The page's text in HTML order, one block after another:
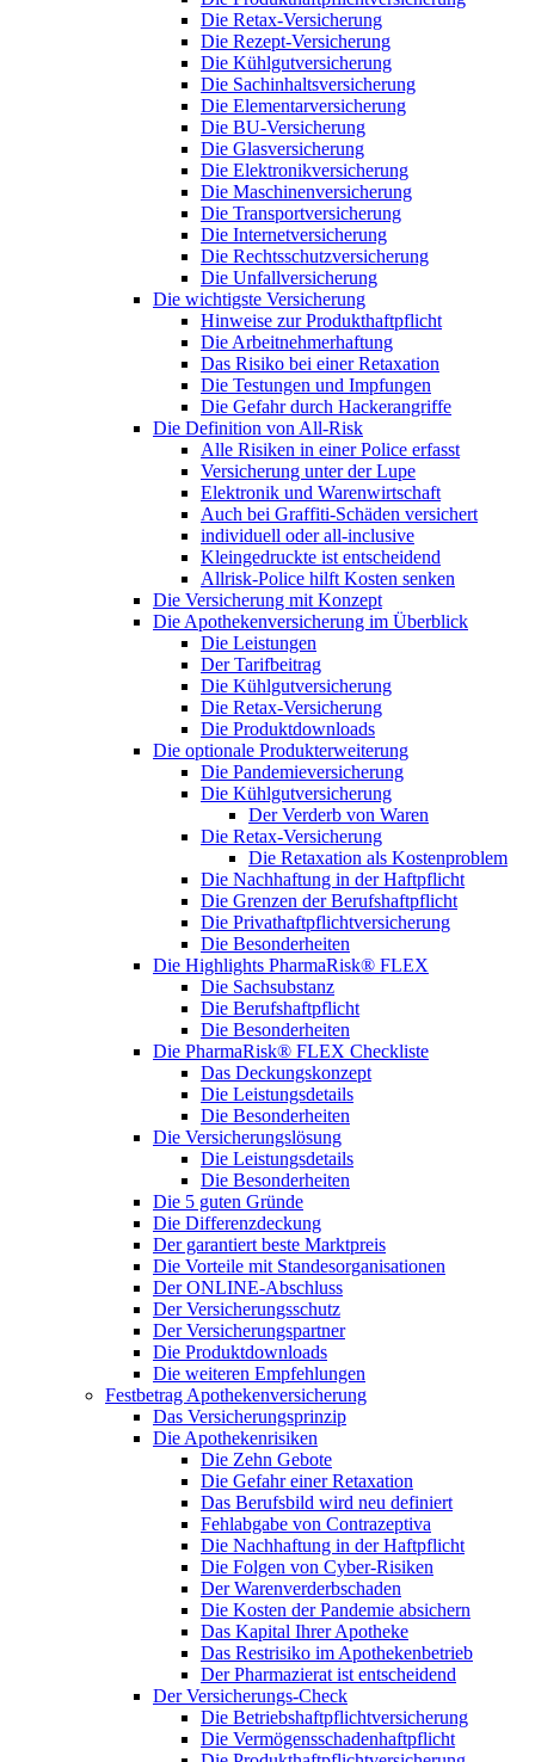
Die Retax-Versicherung
Die Rezept-Versicherung
Die Kühlgutversicherung
Die Sachinhaltsversicherung
Die Elementarversicherung
Die BU-Versicherung
Die Glasversicherung
Die Elektronikversicherung
Die Maschinenversicherung
Die Transportversicherung
Die Internetversicherung
Die Rechtsschutzversicherung
Die Unfallversicherung
Die wichtigste Versicherung
Hinweise zur Produkthaftpflicht
Die Arbeitnehmerhaftung
Das Risiko bei einer Retaxation
Die Testungen und Impfungen
Die Gefahr durch Hackerangriffe
Die Definition von All-Risk
Alle Risiken in einer Police erfasst
Versicherung unter der Lupe
Elektronik und Warenwirtschaft
Auch bei Graffiti-Schäden versichert
individuell oder all-inclusive
Kleingedruckte ist entscheidend
Allrisk-Police hilft Kosten senken
Die Versicherung mit Konzept
Die Apothekenversicherung im Überblick
Die Leistungen
Der Tarifbeitrag
Die Kühlgutversicherung
Die Retax-Versicherung
Die Produktdownloads
Die optionale Produkterweiterung
Die Pandemieversicherung
Die Kühlgutversicherung
Der Verderb von Waren
Die Retax-Versicherung
Die Retaxation als Kostenproblem
Die Nachhaftung in der Haftpflicht
Die Grenzen der Berufshaftpflicht
Die Privathaftpflichtversicherung
Die Besonderheiten
Die Highlights PharmaRisk® FLEX
Die Sachsubstanz
Die Berufshaftpflicht
Die Besonderheiten
Die PharmaRisk® FLEX Checkliste
Das Deckungskonzept
Die Leistungsdetails
Die Besonderheiten
Die Versicherungslösung
Die Leistungsdetails
Die Besonderheiten
Die 5 guten Gründe
Die Differenzdeckung
Der garantiert beste Marktpreis
Die Vorteile mit Standesorganisationen
Der ONLINE-Abschluss
Der Versicherungsschutz
Der Versicherungspartner
Die Produktdownloads
Die weiteren Empfehlungen
Festbetrag Apothekenversicherung
Das Versicherungsprinzip
Die Apothekenrisiken
Die Zehn Gebote
Die Gefahr einer Retaxation
Das Berufsbild wird neu definiert
Fehlabgabe von Contrazeptiva
Die Nachhaftung in der Haftpflicht
Die Folgen von Cyber-Risiken
Der Warenverderbschaden
Die Kosten der Pandemie absichern
Das Kapital Ihrer Apotheke
Das Restrisiko im Apothekenbetrieb
Der Pharmazierat ist entscheidend
Der Versicherungs-Check
Die Betriebshaftpflichtversicherung
Die Vermögensschadenhaftpflicht